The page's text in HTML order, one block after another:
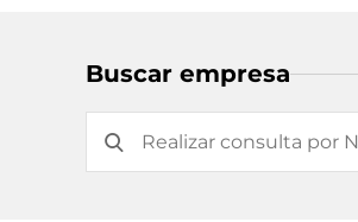
Buscar empresa